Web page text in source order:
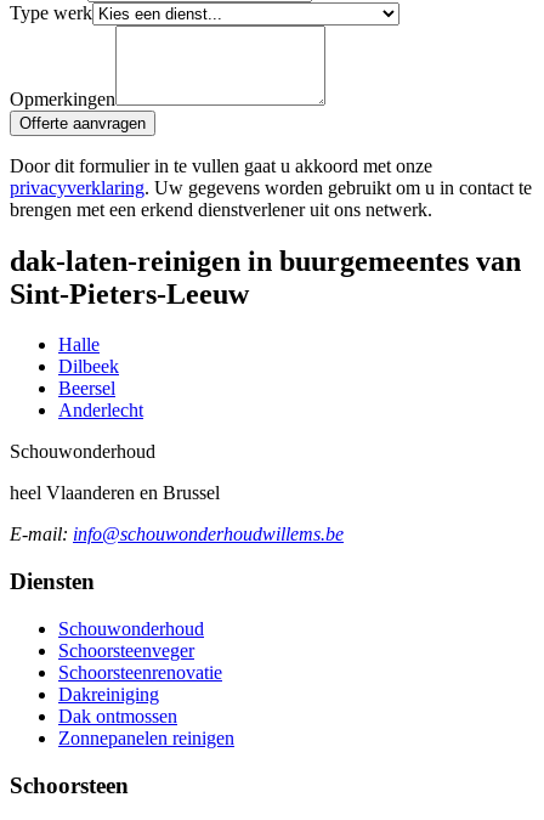
Type werk
Opmerkingen
Offerte aanvragen
Door dit formulier in te vullen gaat u akkoord met onze
privacyverklaring. Uw gegevens worden gebruikt om u in contact te
brengen met een erkend dienstverlener uit ons netwerk.
dak-laten-reinigen in buurgemeentes van
Sint-Pieters-Leeuw
Halle
Dilbeek
Beersel
Anderlecht
Schouwonderhoud
heel Vlaanderen en Brussel
E-mail: info@schouwonderhoudwillems.be
Diensten
Schouwonderhoud
Schoorsteenveger
Schoorsteenrenovatie
Dakreiniging
Dak ontmossen
Zonnepanelen reinigen
Schoorsteen